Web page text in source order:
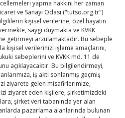
yapma hakkını her zaman
ve Sanayi Odası ("tutso.org.tr")
kişisel verilerine, özel hayatın
saygı duymakta ve KVKK
getirmeyi arzulamaktadır. Bu sebeple
kişisel verilerinizi işleme amaçlarını,
sebeplerini ve KVKK md. 11 de
açıklayacaktır. Bu bilgilendirmeyi,
iş akti sonlanmış geçmiş
ziyarete gelen misafirlerimize,
ziyaret eden kişilere, şirketimizdeki
şirket veri tabanında yer alan
pazarlama alanlarında bulunan
Sekreteri Khalawi ile görüştü
Odası’nın yeni